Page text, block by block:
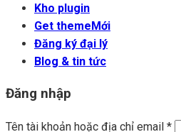
Kho plugin
Get theme
Đăng ký đại lý
Blog & tin tức
Đăng nhập
Tên tài khoản hoặc địa chỉ email *